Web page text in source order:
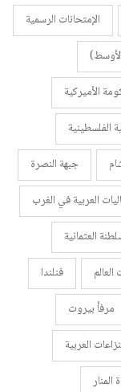
الإمتحانات الرسمية
الأميركية
الفلسطينية
جبهة النصرة
العربية في الغرب
العثمانية
فنلندا
مرفأ بيروت
العربية
المنار